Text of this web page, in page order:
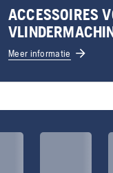
ACCESSOIRES
Meer informatie